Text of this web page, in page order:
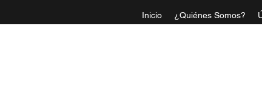
Inicio ¿Quiénes Somos?